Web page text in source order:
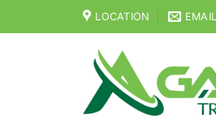
to
LOCATION EMAIL